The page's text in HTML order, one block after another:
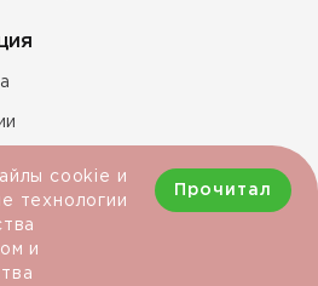
cookie и
технологии
и
Прочитал